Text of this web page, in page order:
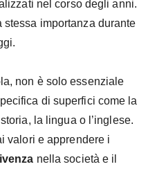
nel corso degli anni.
importanza durante
non è solo essenziale
di superfici come la
la lingua o l’inglese.
valori e apprendere i
nella società e il